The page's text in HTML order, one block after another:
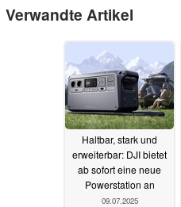
Verwandte Artikel
Haltbar, stark und
erweiterbar: DJI bietet
ab sofort eine neue
Powerstation an
09.07.2025